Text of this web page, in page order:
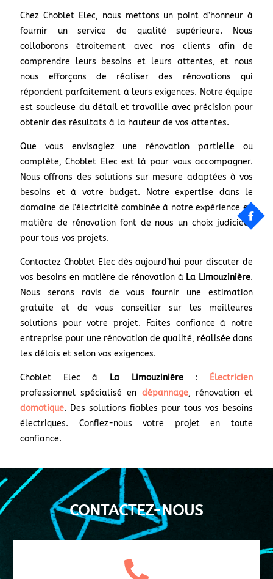
Chez Choblet Elec, nous mettons un point d’honneur à
fournir un service de qualité supérieure. Nous
collaborons étroitement avec nos clients afin de
comprendre leurs besoins et leurs attentes, et nous
nous efforçons de réaliser des rénovations qui
répondent parfaitement à leurs exigences. Notre équipe
est soucieuse du détail et travaille avec précision pour
obtenir des résultats à la hauteur de vos attentes.
Que vous envisagiez une rénovation partielle ou
complète, Choblet Elec est là pour vous accompagner.
Nous offrons des solutions sur mesure adaptées à vos
besoins et à votre budget. Notre expertise dans le
domaine de l’électricité combinée à notre expérience en
matière de rénovation font de nous un choix judicieux
pour tous vos projets.
Contactez Choblet Elec dès aujourd’hui pour discuter de
vos besoins en matière de rénovation à La Limouzinière.
Nous serons ravis de vous fournir une estimation
gratuite et de vous conseiller sur les meilleures
solutions pour votre projet. Faites confiance à notre
entreprise pour une rénovation de qualité, réalisée dans
les délais et selon vos exigences.
Choblet Elec à La Limouzinière:
Électricien
professionnel spécialisé en dépannage, rénovation et
domotique. Des solutions fiables pour tous vos besoins
électriques. Confiez-nous votre projet en toute
confiance.
CONTACTEZ-NOUS
